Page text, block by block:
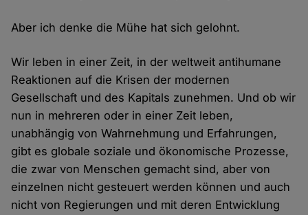
Aber ich denke die Mühe hat sich gelohnt.
Wir leben in einer Zeit, in der weltweit antihumane
Reaktionen auf die Krisen der modernen
Gesellschaft und des Kapitals zunehmen. Und ob wir
nun in mehreren oder in einer Zeit leben,
unabhängig von Wahrnehmung und Erfahrungen,
gibt es globale soziale und ökonomische Prozesse,
die zwar von Menschen gemacht sind, aber von
einzelnen nicht gesteuert werden können und auch
nicht von Regierungen und mit deren Entwicklung